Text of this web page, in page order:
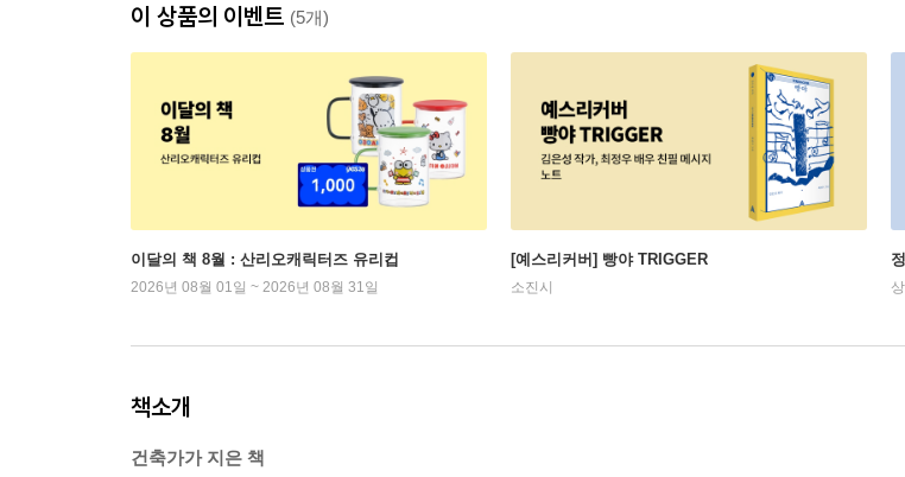
이 상품의 이벤트 (5개)
이달의 책 8월 : 산리오캐릭터즈 유리컵
2026년 08월 01일 ~ 2026년 08월 31일
[예스리커버] 빵야 TRIGGER
소진시
책소개
건축가가 지은 책